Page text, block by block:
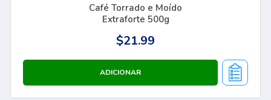
Café Torrado e Moído
Extraforte 500g
$21.99